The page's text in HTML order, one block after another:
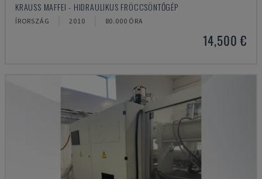
KRAUSS MAFFEI - HIDRAULIKUS FRÖCCSÖNTŐGÉP
ÍRORSZÁG 2010 80.000 ÓRA
14,500 €